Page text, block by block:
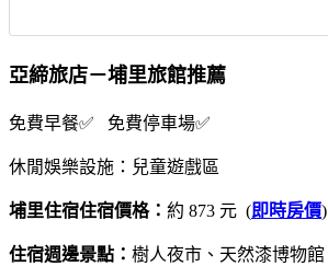
亞締旅店－埔里旅館推薦
免費早餐✅ 免費停車場✅
休閒娛樂設施：兒童遊戲區
埔里住宿住宿價格： 約 873 元 (即時房價)
住宿週邊景點： 樹人夜市、天然漆博物館